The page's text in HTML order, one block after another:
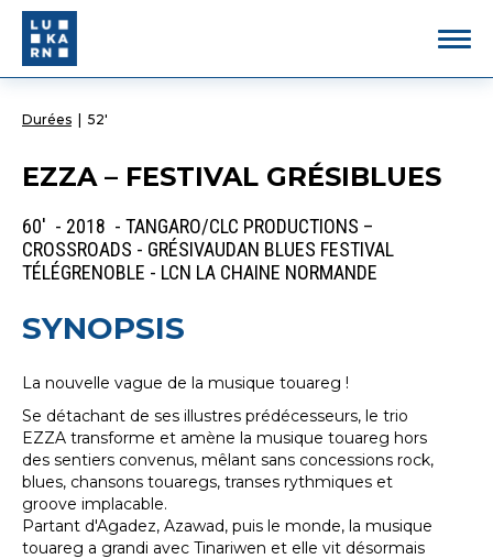
Durées 52'
EZZA – FESTIVAL GRÉSIBLUES
60' - 2018 - TANGARO/CLC PRODUCTIONS –
CROSSROADS - GRÉSIVAUDAN BLUES FESTIVAL
TÉLÉGRENOBLE - LCN LA CHAINE NORMANDE
SYNOPSIS
La nouvelle vague de la musique touareg !
Se détachant de ses illustres prédécesseurs, le trio
EZZA transforme et amène la musique touareg hors
des sentiers convenus, mêlant sans concessions rock,
blues, chansons touaregs, transes rythmiques et
groove implacable.
Partant d'Agadez, Azawad, puis le monde, la musique
touareg a grandi avec Tinariwen et elle vit désormais